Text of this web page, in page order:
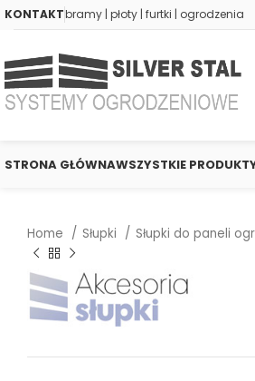
KONTAKTbramy | płoty | furtki | ogrodzenia
STRONA GŁÓWNAWSZYSTKIE
Home Słupki Słupki do paneli